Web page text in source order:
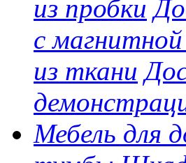
из пробки
с
из ткани
Мебель для